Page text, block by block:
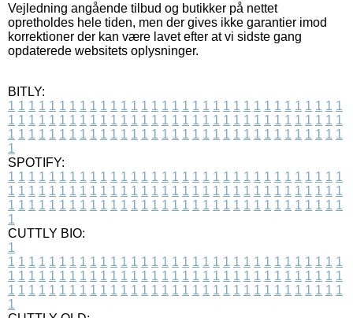
Vejledning angående tilbud og butikker på nettet
opretholdes hele tiden, men der gives ikke garantier imod
korrektioner der kan være lavet efter at vi sidste gang
opdaterede websitets oplysninger.
BITLY:
1 1 1 1 1 1 1 1 1 1 1 1 1 1 1 1 1 1 1 1 1 1 1 1 1 1 1 1 1 1 1 1 1
1 1 1 1 1 1 1 1 1 1 1 1 1 1 1 1 1 1 1 1 1 1 1 1 1 1 1 1 1 1 1 1 1
1 1 1 1 1 1 1 1 1 1 1 1 1 1 1 1 1 1 1 1 1 1 1 1 1 1 1 1 1 1 1 1 1
1
SPOTIFY:
1 1 1 1 1 1 1 1 1 1 1 1 1 1 1 1 1 1 1 1 1 1 1 1 1 1 1 1 1 1 1 1 1
1 1 1 1 1 1 1 1 1 1 1 1 1 1 1 1 1 1 1 1 1 1 1 1 1 1 1 1 1 1 1 1 1
1 1 1 1 1 1 1 1 1 1 1 1 1 1 1 1 1 1 1 1 1 1 1 1 1 1 1 1 1 1 1 1 1
1
CUTTLY BIO:
1
1 1 1 1 1 1 1 1 1 1 1 1 1 1 1 1 1 1 1 1 1 1 1 1 1 1 1 1 1 1 1 1 1
1 1 1 1 1 1 1 1 1 1 1 1 1 1 1 1 1 1 1 1 1 1 1 1 1 1 1 1 1 1 1 1 1
1 1 1 1 1 1 1 1 1 1 1 1 1 1 1 1 1 1 1 1 1 1 1 1 1 1 1 1 1 1 1 1 1
1